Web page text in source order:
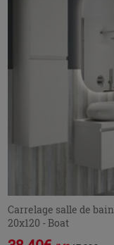
Carrelage salle de
20x120 - Boat